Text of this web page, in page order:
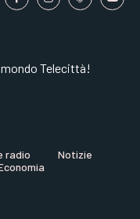
Telecittà!
radio
Notizie